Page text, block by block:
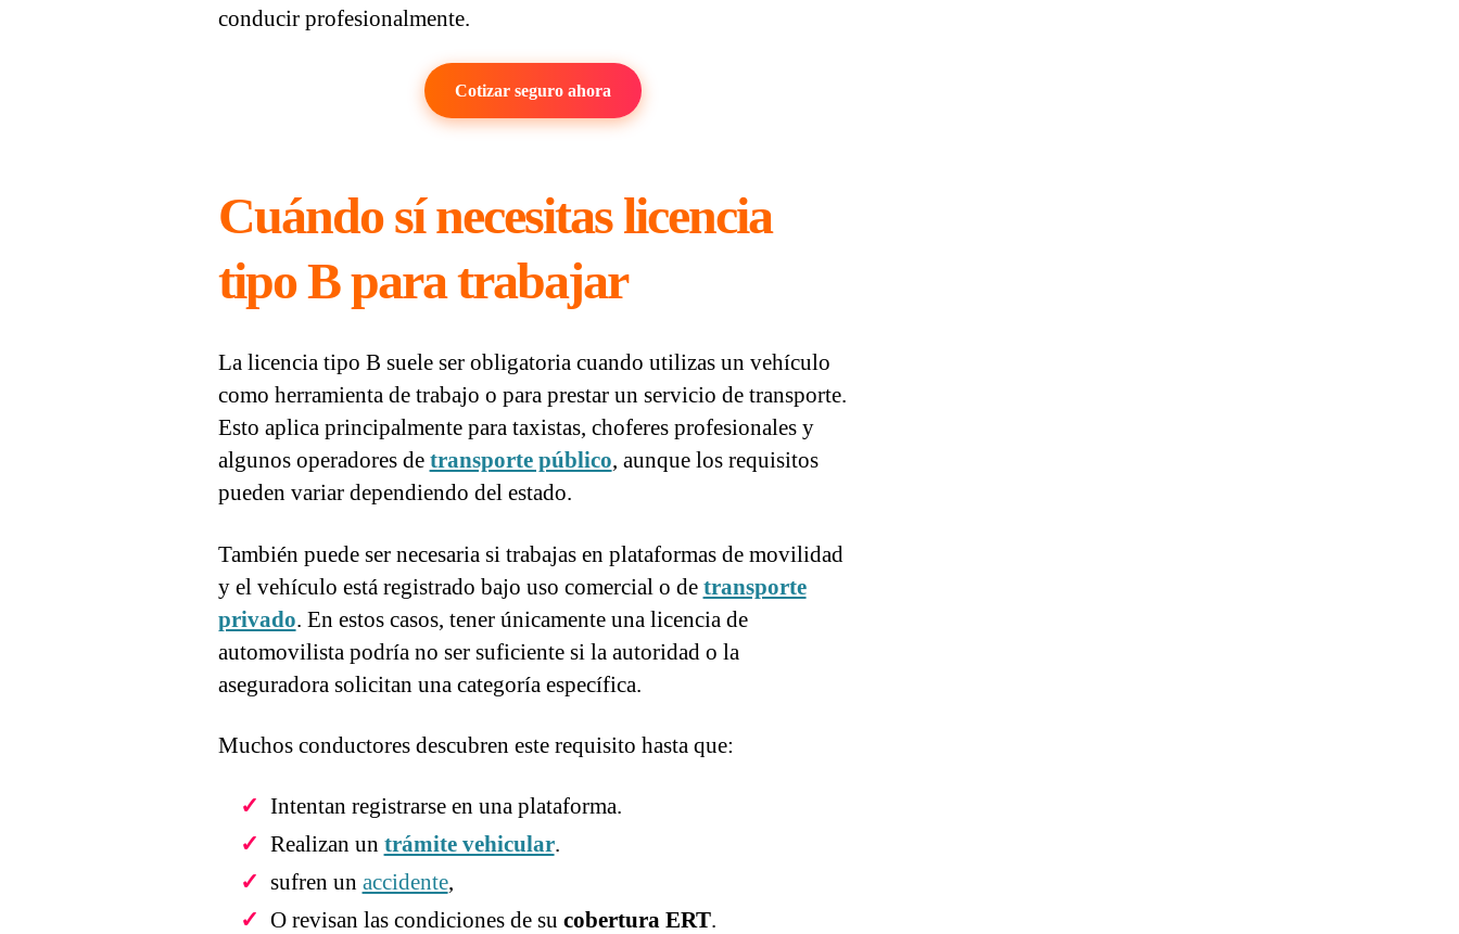
conducir profesionalmente.
Cotizar seguro ahora
Cuándo sí necesitas licencia
tipo B para trabajar
La licencia tipo B suele ser obligatoria cuando utilizas un vehículo
como herramienta de trabajo o para prestar un servicio de transporte.
Esto aplica principalmente para taxistas, choferes profesionales y
algunos operadores de transporte público, aunque los requisitos
pueden variar dependiendo del estado.
También puede ser necesaria si trabajas en plataformas de movilidad
y el vehículo está registrado bajo uso comercial o de transporte
privado. En estos casos, tener únicamente una licencia de
automovilista podría no ser suficiente si la autoridad o la
aseguradora solicitan una categoría específica.
Muchos conductores descubren este requisito hasta que:
Intentan registrarse en una plataforma.
Realizan un trámite vehicular.
sufren un accidente,
O revisan las condiciones de su cobertura ERT.